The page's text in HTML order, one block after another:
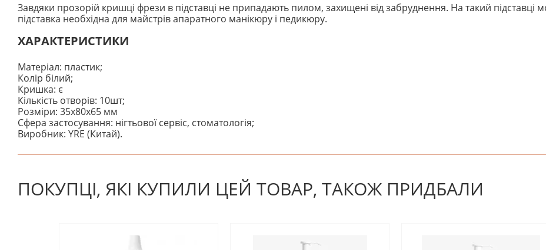
Завдяки прозорій кришці фрези в підставці не припадають пилом, захищені від забруднення. На такий
підставка необхідна для майстрів апаратного манікюру і педикюру.
ХАРАКТЕРИСТИКИ
Матеріал: пластик;
Колір білий;
Кришка: є
Кількість отворів: 10шт;
Розміри: 35х80х65 мм
Сфера застосування: нігтьової сервіс, стоматологія;
Виробник: YRE (Китай).
На даний час немає відгуків. Ви можете стати першим! Будьте першим, хто напише відгук.
ПОКУПЦІ, ЯКІ КУПИЛИ ЦЕЙ ТОВАР, ТАКОЖ ПРИДБАЛИ